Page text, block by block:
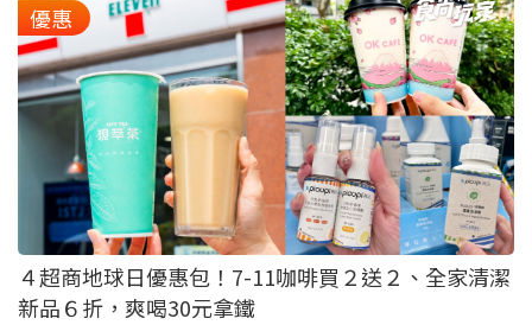
優惠
４超商地球日優惠包！7-11咖啡買２送２、全家清潔
新品６折，爽喝30元拿鐵